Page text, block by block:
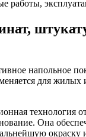
работы,
напольное
для жилых
технология
Она
окраску